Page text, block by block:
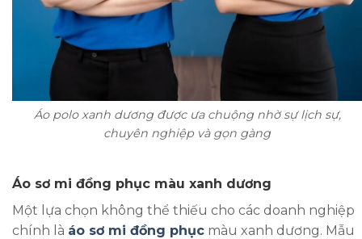
Áo polo xanh dương được ưa chuộng nhờ sự lịch sự,
chuyên nghiệp và gọn gàng
Áo sơ mi đồng phục màu xanh dương
Một lựa chọn không thể thiếu cho các doanh nghiệp
chính là áo sơ mi đồng phục màu xanh dương. Mẫu